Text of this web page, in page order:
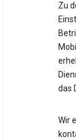
Zu
das
Wir